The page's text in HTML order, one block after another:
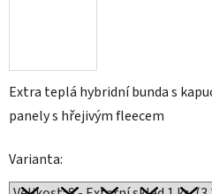
Extra teplá hybridní bunda s
panely s hřejivým fleecem
Varianta: